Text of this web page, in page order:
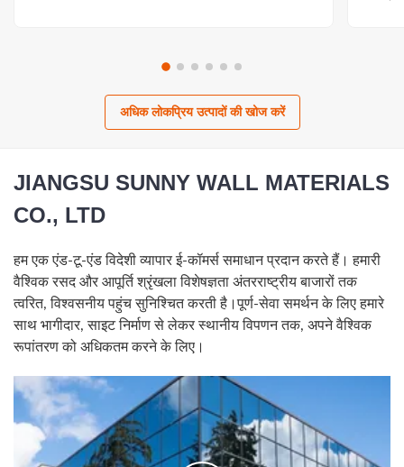
अधिक लोकप्रिय उत्पादों की खोज करें
JIANGSU SUNNY WALL MATERIALS
CO., LTD
हम एक एंड-टू-एंड विदेशी व्यापार ई-कॉमर्स समाधान प्रदान करते हैं। हमारी
वैश्विक रसद और आपूर्ति श्रृंखला विशेषज्ञता अंतरराष्ट्रीय बाजारों तक
त्वरित, विश्वसनीय पहुंच सुनिश्चित करती है।पूर्ण-सेवा समर्थन के लिए हमारे
साथ भागीदार, साइट निर्माण से लेकर स्थानीय विपणन तक, अपने वैश्विक
रूपांतरण को अधिकतम करने के लिए।